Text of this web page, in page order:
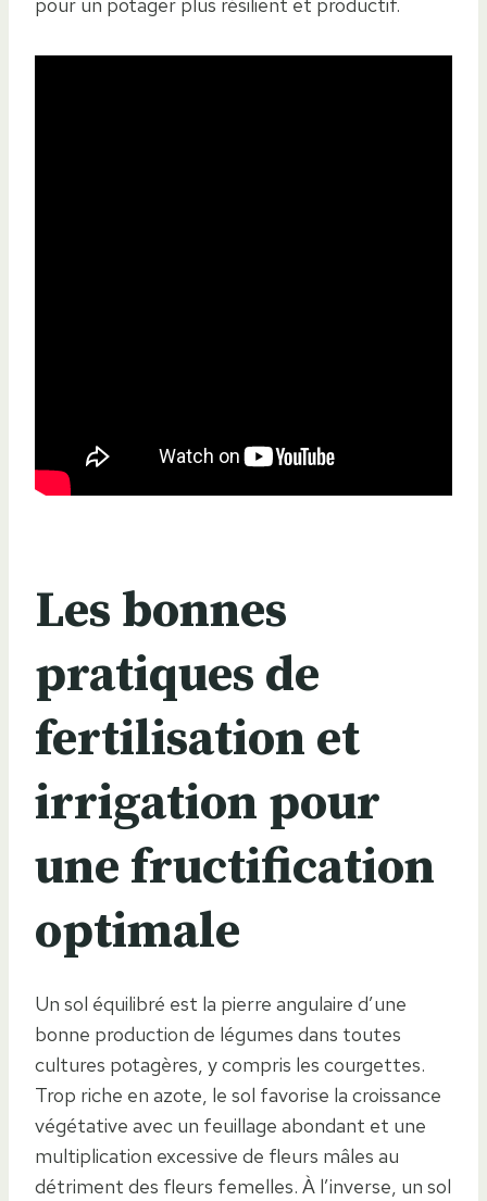
pour un potager plus résilient et productif.
Les bonnes
pratiques de
fertilisation et
irrigation pour
une fructification
optimale
Un sol équilibré est la pierre angulaire d’une
bonne production de légumes dans toutes
cultures potagères, y compris les courgettes.
Trop riche en azote, le sol favorise la croissance
végétative avec un feuillage abondant et une
multiplication excessive de fleurs mâles au
détriment des fleurs femelles. À l’inverse, un sol